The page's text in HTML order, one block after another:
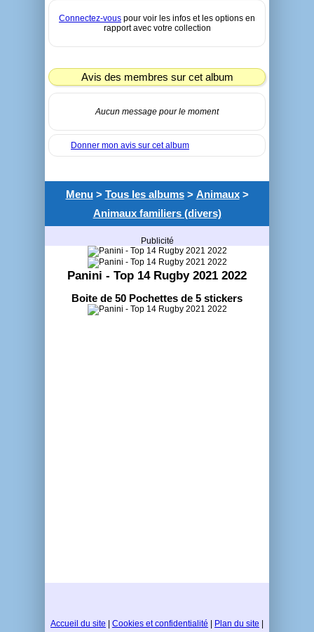
Connectez-vous pour voir les infos et les options en
rapport avec votre collection
Avis des membres sur cet album
Aucun message pour le moment
Donner mon avis sur cet album
Menu> Tous les albums> Animaux>
Animaux familiers (divers)
Publicité
Panini - Top 14 Rugby 2021 2022
Boite de 50 Pochettes de 5 stickers
Accueil du site | Cookies et confidentialité | Plan du site |